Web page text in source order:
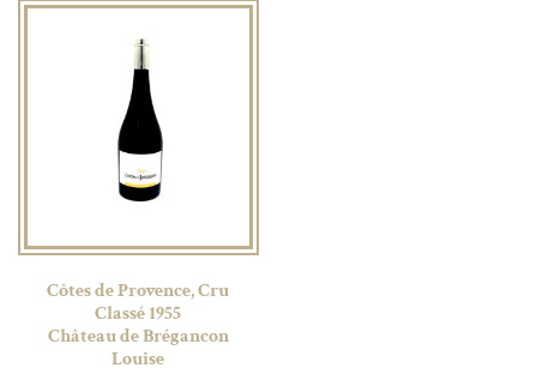
Côtes de Provence, Cru
Classé 1955
Château de Brégancon
Louise